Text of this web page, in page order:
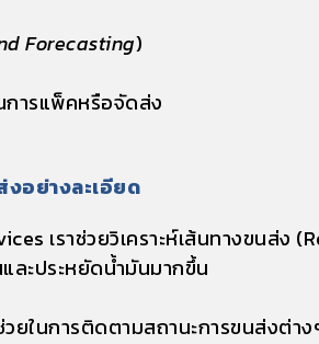
Forecasting)
ารแพ็คหรือจัดส่ง
งอย่างละเอียด
เราช่วยวิเคราะห์เส้นทางขนส่
ละประหยัดน้ำมันมากขึ้น
วยในการติดตามสถานะการขนส่งต่าง